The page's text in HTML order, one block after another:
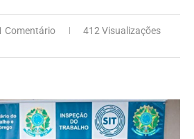
Comentário 412 Visualizações